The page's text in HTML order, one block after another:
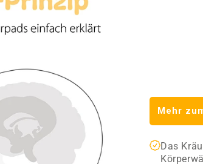
Mehr
Das